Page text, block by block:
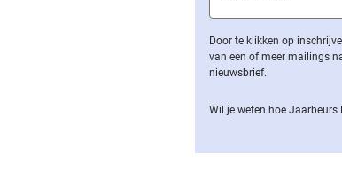
Door te klikken op
van een of meer mailings
nieuwsbrief.
Wil je weten hoe